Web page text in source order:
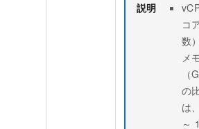
説明
コ
数
メ
（
の
は
～